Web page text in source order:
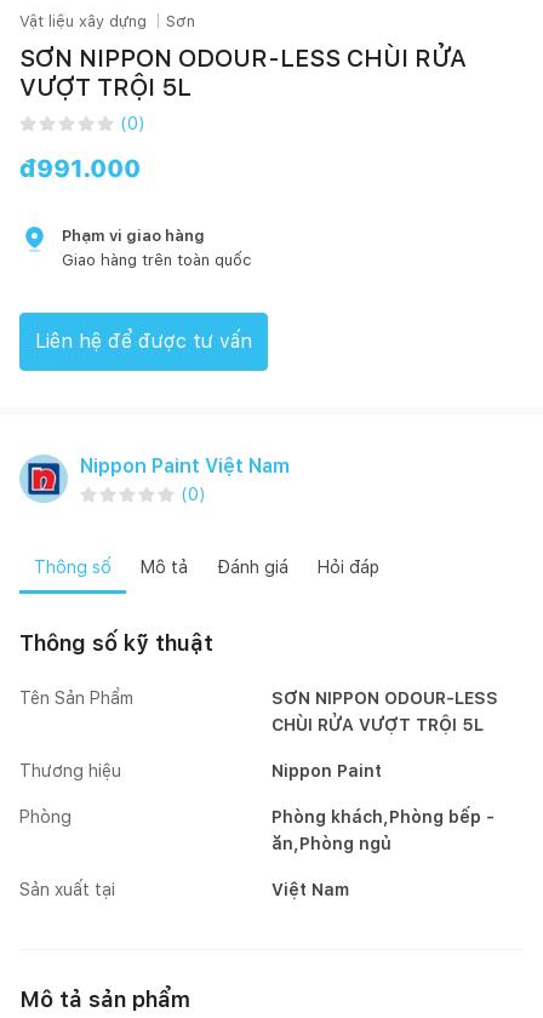
Vật liệu xây dựng Sơn
SƠN NIPPON ODOUR-LESS CHÙI RỬA
VƯỢT TRỘI 5L
(0)
đ991.000
Phạm vi giao hàng
Giao hàng trên toàn quốc
Liên hệ để được tư vấn
Nippon Paint Việt Nam
(0)
Thông số Mô tả Đánh giá Hỏi đáp
Thông số kỹ thuật
Tên Sản Phẩm
SƠN NIPPON ODOUR-LESS
CHÙI RỬA VƯỢT TRỘI 5L
Thương hiệu Nippon Paint
Phòng
Phòng khách,Phòng bếp -
ăn,Phòng ngủ
Sản xuất tại Việt Nam
Mô tả sản phẩm